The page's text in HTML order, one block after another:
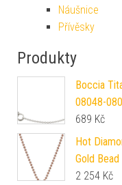
Náušnice
Přívěsky
Produkty
Boccia
08048-
689 Kč
Hot
Gold
2 254 Kč